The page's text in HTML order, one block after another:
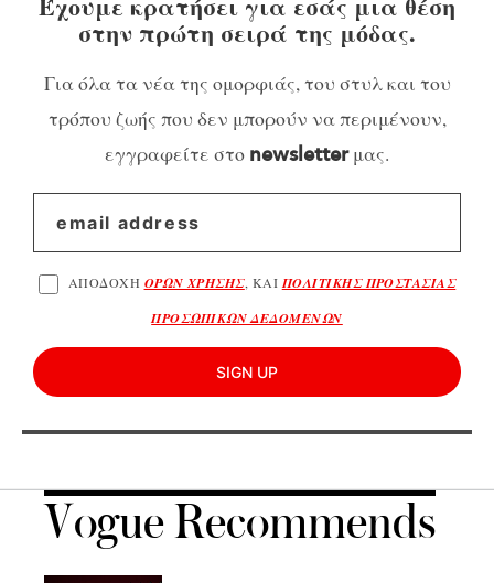
στην πρώτη σειρά της μόδας.
Για όλα τα νέα της ομορφιάς, του στυλ και του
τρόπου ζωής που δεν μπορούν να περιμένουν,
εγγραφείτε στο newsletterμας.
ΑΠΟΔΟΧΗ ΟΡΩΝ ΧΡΗΣΗΣ, ΚΑΙΠΟΛΙΤΙΚΗΣ ΠΡΟΣΤΑΣΙΑΣ
ΠΡΟΣΩΠΙΚΩΝ ΔΕΔΟΜΕΝΩΝ
SIGN UP
Vogue Recommends